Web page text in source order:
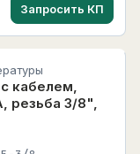
Запросить КП
кабелем,
резьба 3/8",